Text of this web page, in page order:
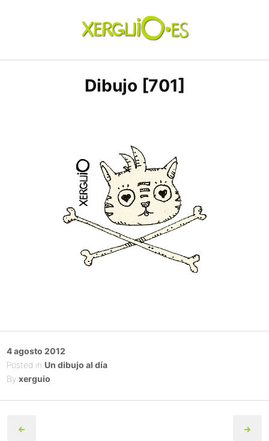
xerguio.ES | ilustración
Dibujo [701]
Posted
on
4 agosto 2012
Posted in Un dibujo al día
By xerguio
navigation